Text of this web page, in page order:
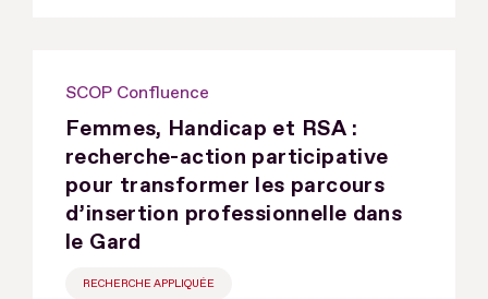
SCOP Confluence
Femmes, Handicap et RSA :
recherche-action participative
pour transformer les parcours
d’insertion professionnelle dans
le Gard
RECHERCHE APPLIQUÉE